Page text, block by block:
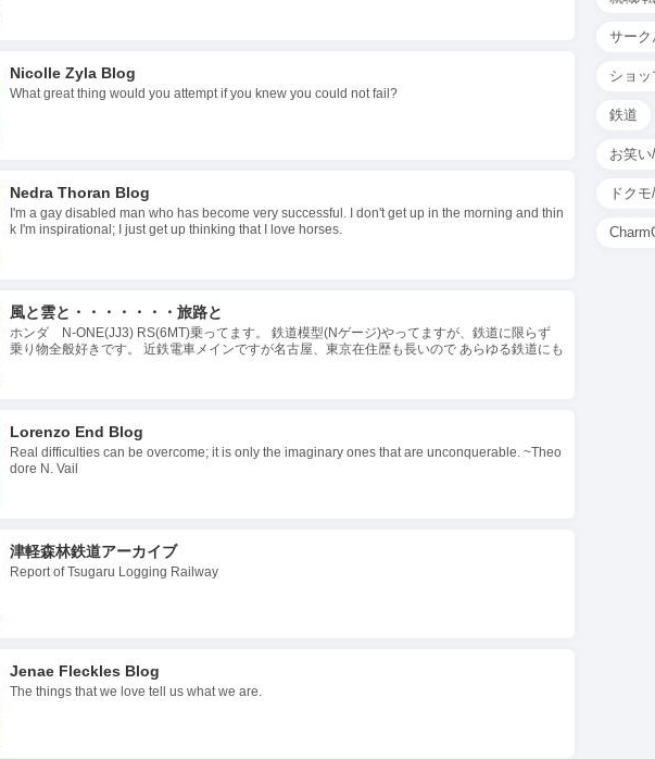
Nicolle Zyla Blog
What great thing would you attempt if you knew you could not fail?
Nedra Thoran Blog
I'm a gay disabled man who has become very successful. I don't get up in the morning and thin
k I'm inspirational; I just get up thinking that I love horses.
風と雲と・・・・・・・旅路と
ホンダ N-ONE(JJ3) RS(6MT)乗ってます。 鉄道模型(Nゲージ)やってますが、鉄道に限らず
乗り物全般好きです。 近鉄電車メインですが名古屋、東京在住歴も長いので あらゆる鉄道にも
Lorenzo End Blog
Real difficulties can be overcome; it is only the imaginary ones that are unconquerable. ~Theo
dore N. Vail
津軽森林鉄道アーカイブ
Report of Tsugaru Logging Railway
Jenae Fleckles Blog
The things that we love tell us what we are.
サーク
ショッ
鉄道
お笑い
ドク